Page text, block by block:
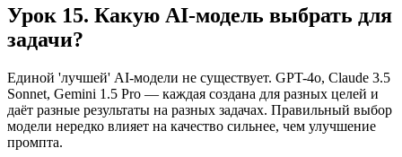
Урок 15. Какую AI-модель выбрать для
задачи?
Единой 'лучшей' AI-модели не существует. GPT-4o, Claude 3.5
Sonnet, Gemini 1.5 Pro — каждая создана для разных целей и
даёт разные результаты на разных задачах. Правильный выбор
модели нередко влияет на качество сильнее, чем улучшение
промпта.